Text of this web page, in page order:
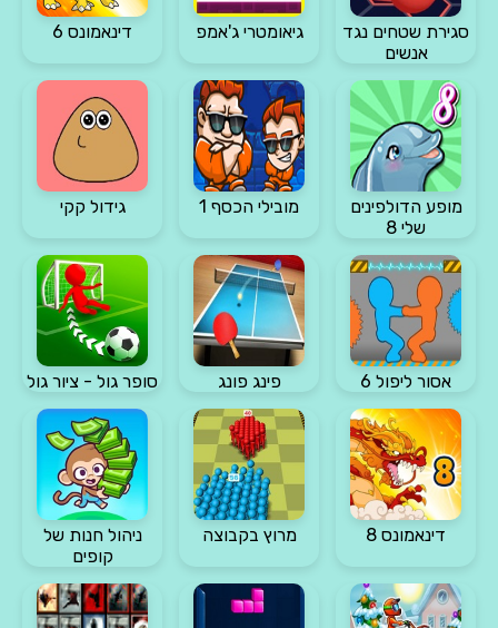
סגירת שטחים נגד
אנשים
גיאומטרי ג'אמפ דינאמונס 6
מופע הדולפינים
שלי 8
מובילי הכסף 1 גידול קקי
אסור ליפול 6 פינג פונג סופר גול - ציור גול
דינאמונס 8 מרוץ בקבוצה
ניהול חנות של
קופים